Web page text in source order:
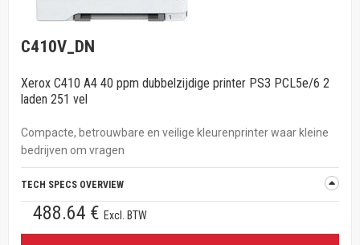
C410V_DN
Xerox C410 A4 40 ppm dubbelzijdige printer PS3 PCL5e/6 2
laden 251 vel
Compacte, betrouwbare en veilige kleurenprinter waar kleine
bedrijven om vragen
TECH SPECS OVERVIEW
488.64 € Excl. BTW